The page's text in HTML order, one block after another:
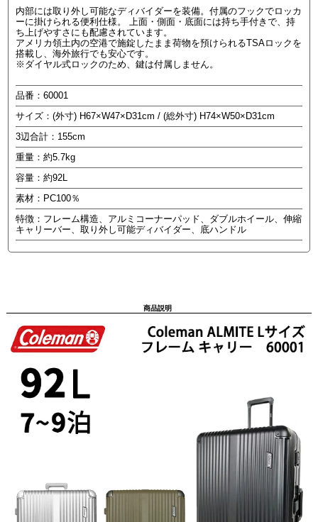
内部には取り外し可能なディバイダーを装備。付属のフックでロッカ
ーに掛けられる便利仕様。 上面・側面・底面には持ち手付きで、持
ち上げやすさにも配慮されています。
アメリカ領土内の空港で施錠したまま荷物を預けられるTSAロックを
搭載し、海外旅行でも安心です。
※ダイヤル式ロックのため、鍵は付属しません。
品番：60001
サイズ：(外寸) H67×W47×D31cm / (総外寸) H74×W50×D31cm
3辺合計：155cm
重量：約5.7kg
容量：約92L
素材：PC100％
特徴：フレーム構造、アルミコーナーパッド、ダブルホイール、伸縮
キャリーバー、取り外し可能ディバイダー、底ハンドル
商品説明